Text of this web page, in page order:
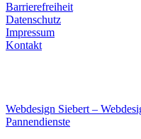
Barrierefreiheit
Datenschutz
Impressum
Kontakt
Webdesign Siebert –
Pannendienste